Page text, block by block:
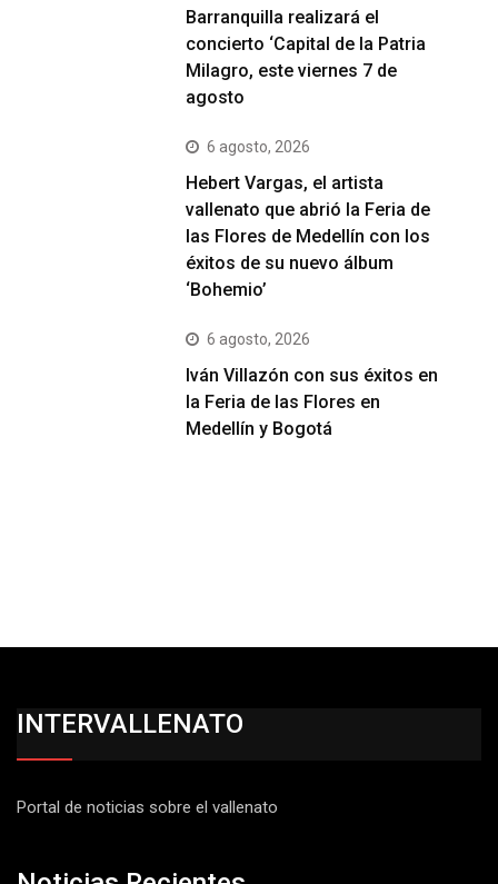
Barranquilla realizará el
concierto ‘Capital de la Patria
Milagro, este viernes 7 de
agosto
6 agosto, 2026
Hebert Vargas, el artista
vallenato que abrió la Feria de
las Flores de Medellín con los
éxitos de su nuevo álbum
‘Bohemio’
6 agosto, 2026
Iván Villazón con sus éxitos en
la Feria de las Flores en
Medellín y Bogotá
INTERVALLENATO
Portal de noticias sobre el vallenato